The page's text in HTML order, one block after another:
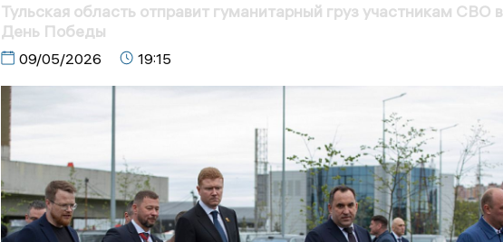
Тульская область отправит гуманитарный груз участникам СВО в
День Победы
09/05/2026 19:15